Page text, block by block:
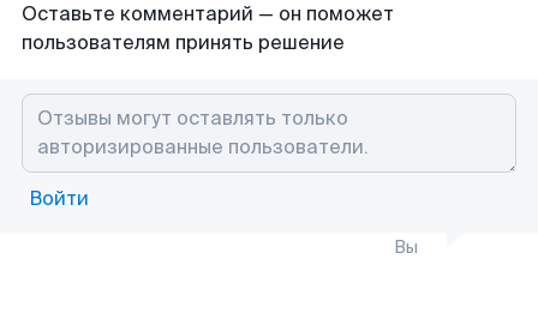
Оставьте комментарий — он поможет
пользователям принять решение
Войти
Вы